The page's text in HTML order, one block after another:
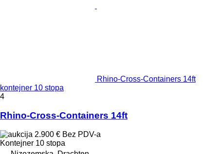
Rhino-Cross-Containers 14ft
kontejner 10 stopa
4
Rhino-Cross-Containers 14ft
2.900 € Bez PDV-a
Kontejner 10 stopa